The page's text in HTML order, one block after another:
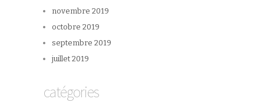
novembre 2019
octobre 2019
septembre 2019
juillet 2019
catégories